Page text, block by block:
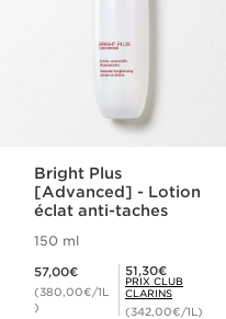
Bright Plus
[Advanced] - Lotion
éclat anti-taches
150 ml
57,00€
(380,00€/1L
)
Prix Club Clarins 51,30€
51,30€
PRIX CLUB
CLARINS
(342,00€/1L)